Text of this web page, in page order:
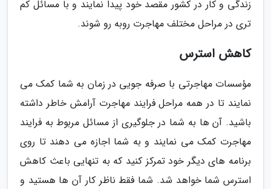
زندگی و کار در کشور مقصد خود پیدا نمایند و با مسائل کم
تری در مراحل مختلف مهاجرت روبه رو شوند.
کاهش استرس
مؤسسات مهاجرتی با صرفه جویی در زمان به شما کمک می
نمایند تا در همه مراحل فرایند مهاجرت آرامش خاطر داشته
باشید. آن ها به شما در جلوگیری از مسائل مربوط به فرایند
مهاجرت کمک می نمایند و به شما اجازه می دهند تا روی
برنامه های دیگر خود تمرکز کنید که به تنهایی باعث کاهش
استرس شما خواهد شد. شما فقط ناظر کار آن ها هستید و